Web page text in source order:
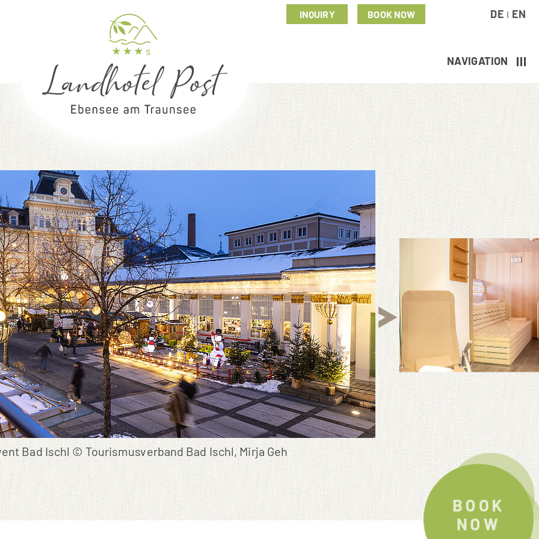
DE I EN
INQUIRY BOOK NOW
NAVIGATION
Bad Ischl © Tourismusverband Bad Ischl, Mirja Geh
BOOK
NOW